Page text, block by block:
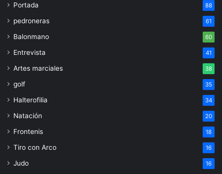
Portada 88
pedroneras 61
Balonmano 60
Entrevista 41
Artes marciales 38
golf 35
Halterofilia 34
Natación 20
Frontenis 18
Tiro con Arco 16
Judo 16